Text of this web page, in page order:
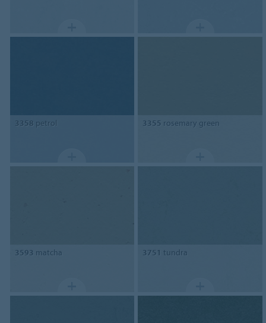
3358 petrol 3355 rosemary green
3593 matcha 3751 tundra